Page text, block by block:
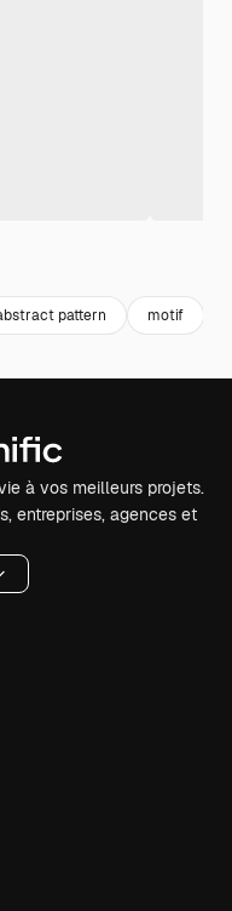
pattern motif
à vos meilleurs projets.
entreprises, agences et